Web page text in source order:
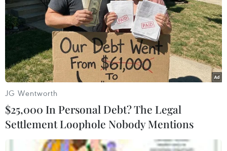
và giảm lượng khí thải các-bon.
TIN CÙNG CHUYÊN MỤC
Việt Nam hướng tới trở
thành trung tâm văn hóa và sáng tạo
hàng đầu khu vực
Hà Nội lần đầu tổ chức
Festival Võ thuật quốc tế tại Hoàng
JG Wentworth
$25,000 In Personal Debt? The Legal
Settlement Loophole Nobody Mentions